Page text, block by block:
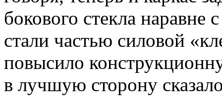
бокового стекла
стали частью силовой
повысило
в лучшую сторону